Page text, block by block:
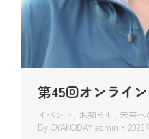
第45回オンライ
イベント お知らせ 未来へ
By OYAKODAY admin 2026